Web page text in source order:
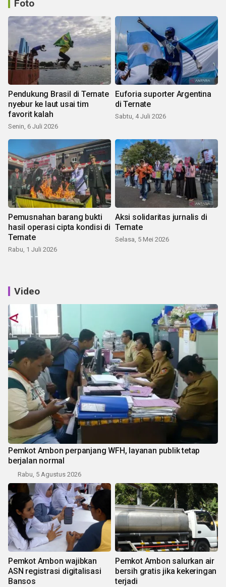
Foto
Pendukung Brasil di Ternate
nyebur ke laut usai tim
favorit kalah
Senin, 6 Juli 2026
Euforia suporter Argentina
di Ternate
Sabtu, 4 Juli 2026
Pemusnahan barang bukti
hasil operasi cipta kondisi di
Ternate
Rabu, 1 Juli 2026
Aksi solidaritas jurnalis di
Ternate
Selasa, 5 Mei 2026
Video
Pemkot Ambon perpanjang WFH, layanan publik tetap
berjalan normal
Rabu, 5 Agustus 2026
Pemkot Ambon wajibkan
ASN registrasi digitalisasi
Bansos
Pemkot Ambon salurkan air
bersih gratis jika kekeringan
terjadi